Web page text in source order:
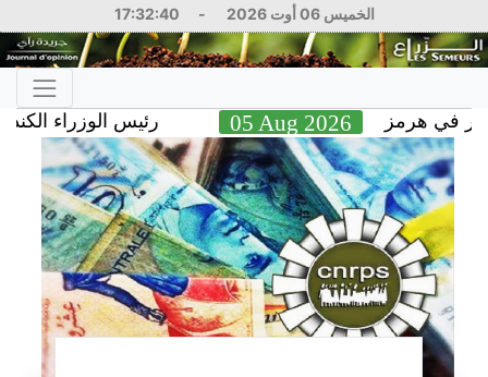
الخميس 06 أوت 2026 -
17:32:40
رئيس الوزراء الكندي 05 Aug 2026 هرمز